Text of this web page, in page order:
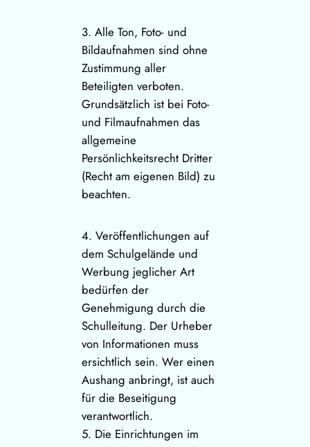
3. Alle Ton, Foto- und
Bildaufnahmen sind ohne
Zustimmung aller
Beteiligten verboten.
Grundsätzlich ist bei Foto-
und Filmaufnahmen das
allgemeine
Persönlichkeitsrecht Dritter
(Recht am eigenen Bild) zu
beachten.
4. Veröffentlichungen auf
dem Schulgelände und
Werbung jeglicher Art
bedürfen der
Genehmigung durch die
Schulleitung. Der Urheber
von Informationen muss
ersichtlich sein. Wer einen
Aushang anbringt, ist auch
für die Beseitigung
verantwortlich.
5. Die Einrichtungen im